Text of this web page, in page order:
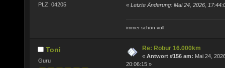
PLZ: 04205
« Letzte Änderung: Mai 24, 2026,
immer schön voll
Toni
Guru
Re: Robur 16.000km
« Antwort #156 am: Mai 24,
20:06:15 »